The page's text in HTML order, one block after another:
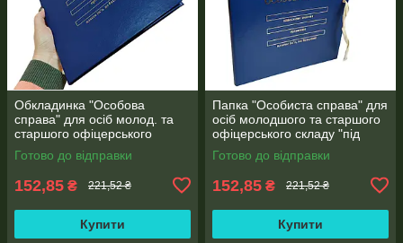
Обкладинка "Особова
справа" для осіб молод. та
старшого офіцерського
складу без клапанів з
тисненням "під золото"
Готово до відправки
152,85 ₴ 221,52 ₴
Купити
Папка "Особиста справа" для
осіб молодшого та старшого
офіцерського складу "під
золото" бумвініл без клапанів
(10 мм)
Готово до відправки
152,85 ₴ 221,52 ₴
Купити